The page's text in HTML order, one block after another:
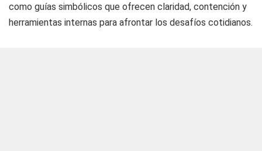
como guías simbólicos que ofrecen claridad, contención y
herramientas internas para afrontar los desafíos cotidianos.